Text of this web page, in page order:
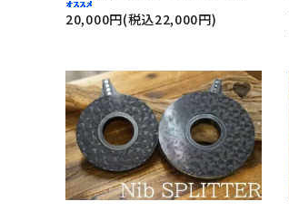
20,000円(税込22,000円)
favorite